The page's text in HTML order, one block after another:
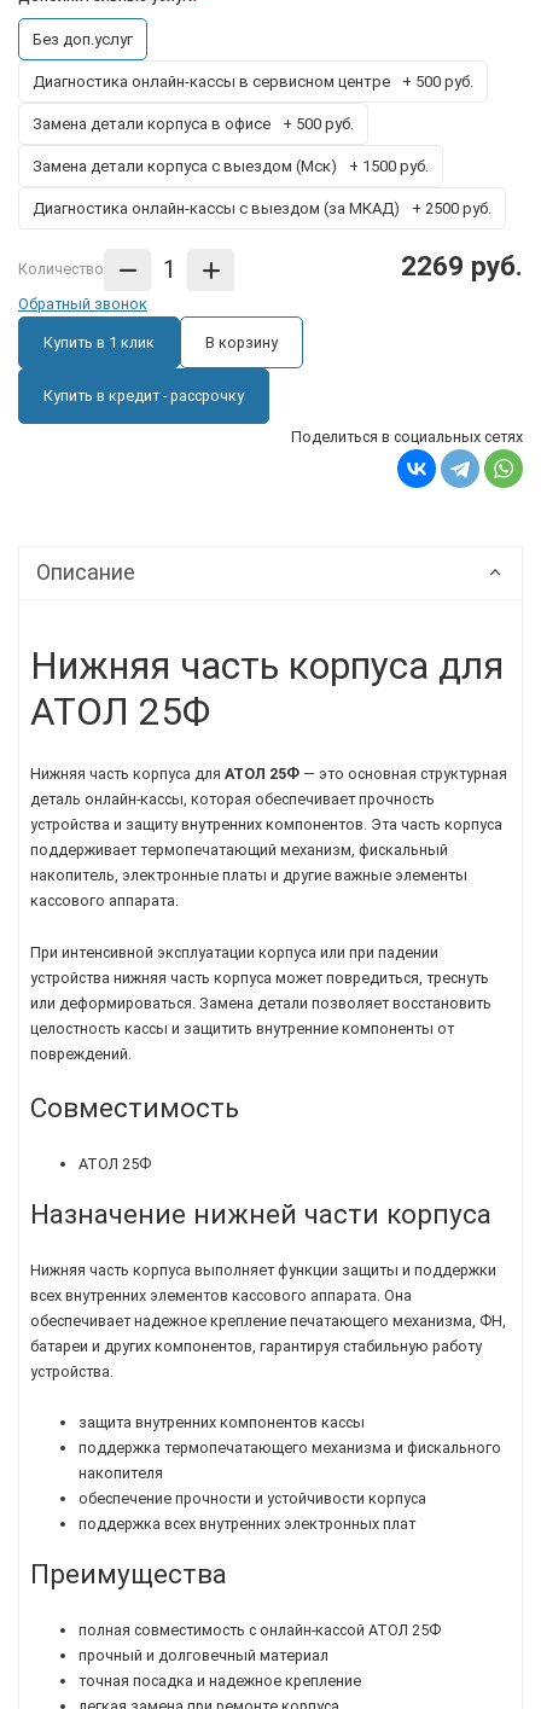
Без доп.услуг
Диагностика онлайн-кассы в сервисном центре + 500 руб.
Замена детали корпуса в офисе + 500 руб.
Замена детали корпуса с выездом (Мск) + 1500 руб.
Диагностика онлайн-кассы с выездом (за МКАД) + 2500 руб.
Количество 2269 руб.
Обратный звонок
Купить в 1 клик В корзину
Купить в кредит - рассрочку
Поделиться в социальных сетях
Описание
Нижняя часть корпуса для
АТОЛ 25Ф
Нижняя часть корпуса для АТОЛ 25Ф — это основная структурная
деталь онлайн-кассы, которая обеспечивает прочность
устройства и защиту внутренних компонентов. Эта часть корпуса
поддерживает термопечатающий механизм, фискальный
накопитель, электронные платы и другие важные элементы
кассового аппарата.
При интенсивной эксплуатации корпуса или при падении
устройства нижняя часть корпуса может повредиться, треснуть
или деформироваться. Замена детали позволяет восстановить
целостность кассы и защитить внутренние компоненты от
повреждений.
Совместимость
АТОЛ 25Ф
Назначение нижней части корпуса
Нижняя часть корпуса выполняет функции защиты и поддержки
всех внутренних элементов кассового аппарата. Она
обеспечивает надежное крепление печатающего механизма, ФН,
батареи и других компонентов, гарантируя стабильную работу
устройства.
защита внутренних компонентов кассы
поддержка термопечатающего механизма и фискального
накопителя
обеспечение прочности и устойчивости корпуса
поддержка всех внутренних электронных плат
Преимущества
полная совместимость с онлайн-кассой АТОЛ 25Ф
прочный и долговечный материал
точная посадка и надежное крепление